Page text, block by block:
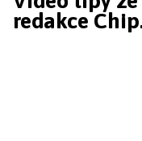
redakce